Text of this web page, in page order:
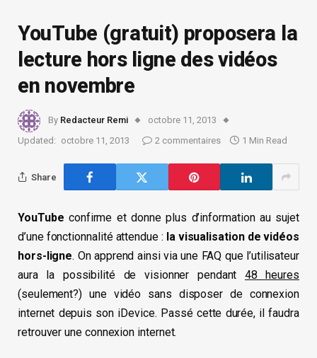
YouTube (gratuit) proposera la
lecture hors ligne des vidéos
en novembre
By Redacteur Remi
octobre 11, 2013
Updated: octobre 11, 2013 2 commentaires 1 Min Read
Share
YouTube confirme et donne plus d’information au sujet
d’une fonctionnalité attendue : la visualisation de vidéos
hors-ligne. On apprend ainsi via une FAQ que l’utilisateur
aura la possibilité de visionner pendant 48 heures
(seulement?) une vidéo sans disposer de connexion
internet depuis son iDevice. Passé cette durée, il faudra
retrouver une connexion internet.